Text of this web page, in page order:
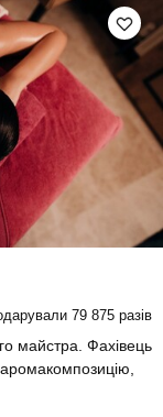
79 875 разів
майстра. Фахівець